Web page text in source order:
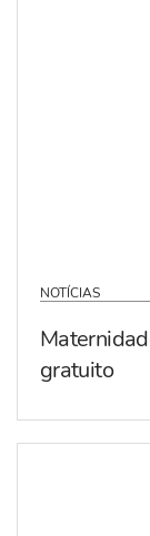
NOTÍCIAS
gratuito